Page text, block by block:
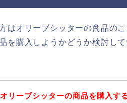
はオリーブシッターの商品の
を購入しようかどうか検討し
リーブシッターの商品を購入す